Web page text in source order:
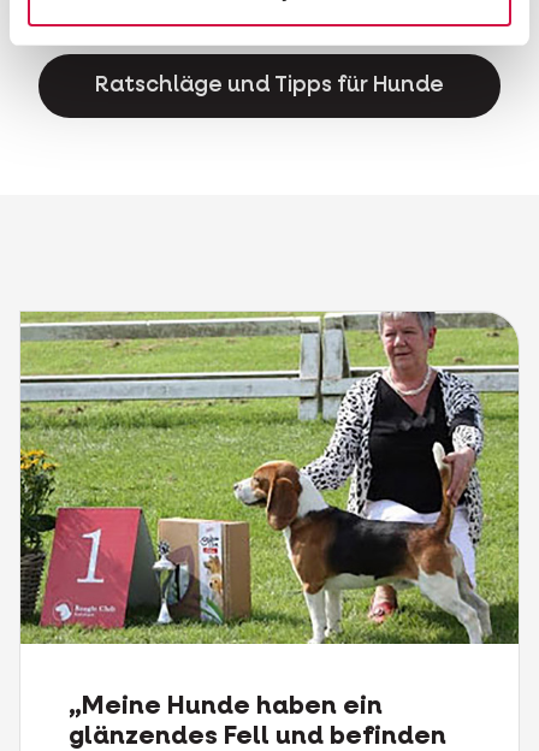
Wohlbefinden Ihres Hundes zu fördern.
Ratschläge und Tipps für Hunde
„Meine Hunde haben ein
glänzendes Fell und befinden